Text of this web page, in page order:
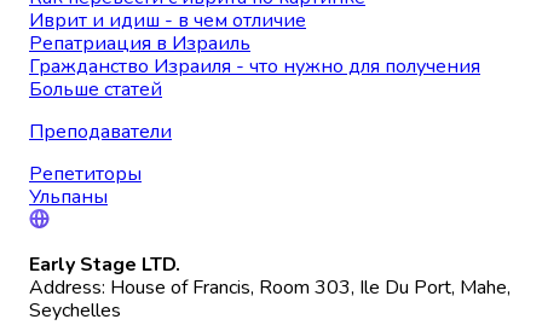
Иврит и идиш - в чем отличие
Репатриация в Израиль
Гражданство Израиля - что нужно для получения
Больше статей
Преподаватели
Репетиторы
Ульпаны
Early Stage LTD.
Address: House of Francis, Room 303, Ile Du Port, Mahe,
Seychelles